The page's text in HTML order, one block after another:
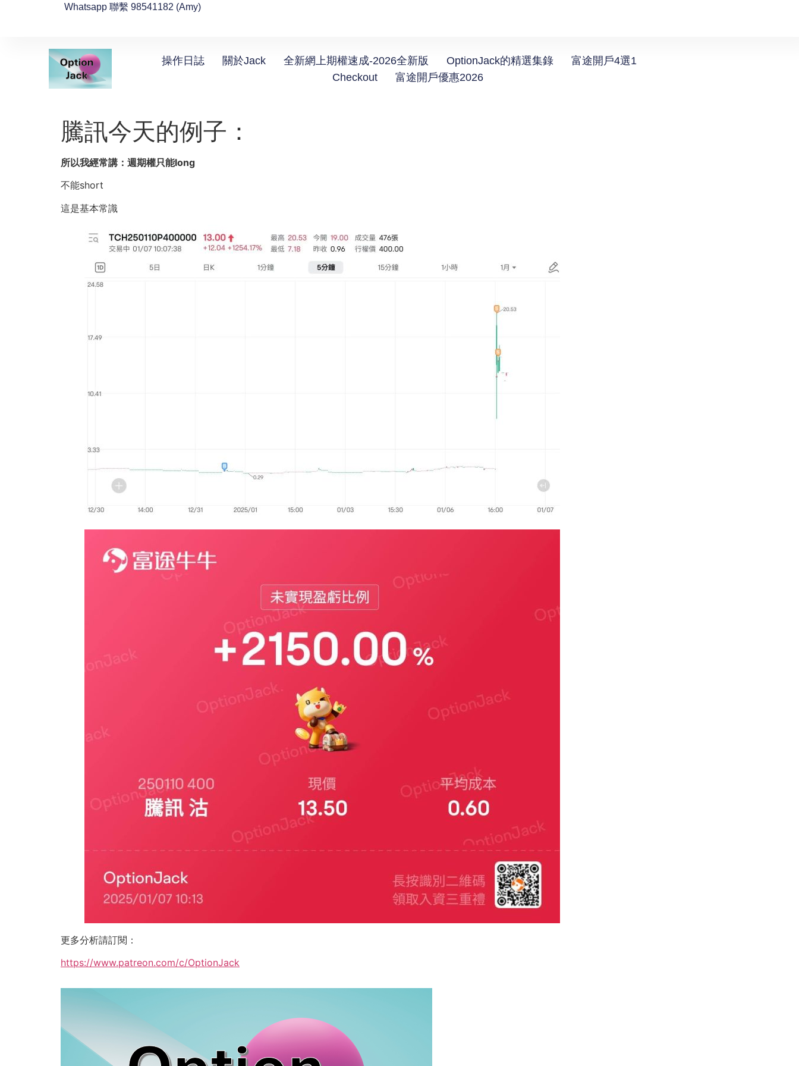
Whatsapp 聯繫 98541182 (Amy)
操作日誌 關於Jack 全新網上期權速成-2026全新版 OptionJack的精選集錄
富途開戶4選1
Checkout
富途開戶優惠2026
騰訊今天的例子：
所以我經常講：週期權只能long
不能short
這是基本常識
更多分析請訂閱：
https://www.patreon.com/c/OptionJack